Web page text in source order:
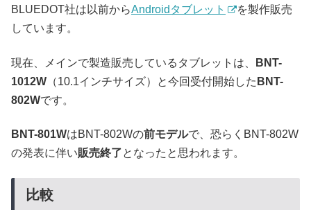
BLUEDOT社は以前からAndroidタブレット
を製作販売
しています。
現在、メインで製造販売しているタブレットは、
BNT-
1012W （10.1インチサイズ）と今回受付開始した BNT-
802Wです。
BNT-801WはBNT-802Wの前モデルで、恐らくBNT-802W
の発表に伴い販売終了となったと思われます。
比較